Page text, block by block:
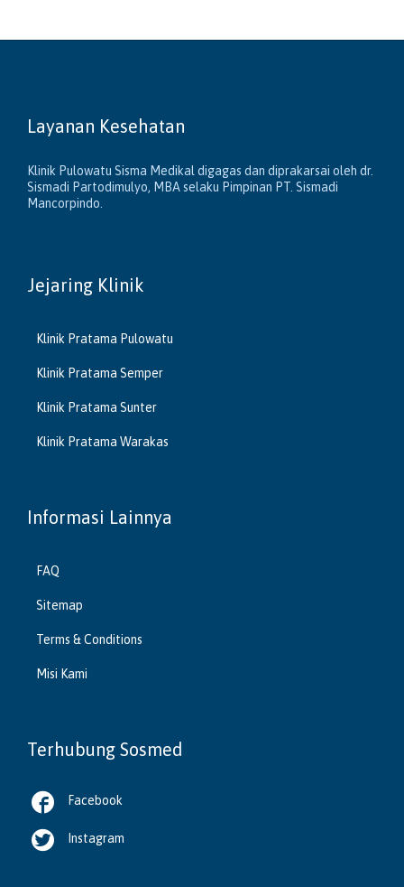
Layanan Kesehatan
Klinik Pulowatu Sisma Medikal digagas dan diprakarsai oleh dr.
Sismadi Partodimulyo, MBA selaku Pimpinan PT. Sismadi
Mancorpindo.
Jejaring Klinik
Klinik Pratama Pulowatu
Klinik Pratama Semper
Klinik Pratama Sunter
Klinik Pratama Warakas
Informasi Lainnya
FAQ
Sitemap
Terms & Conditions
Misi Kami
Terhubung Sosmed
 Facebook
 Instagram